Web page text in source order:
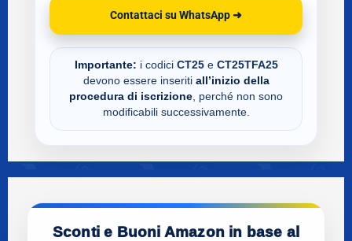
Contattaci su WhatsApp ➜
Importante: i codici CT25e CT25TFA25
devono essere inseriti all’inizio della
procedura di iscrizione, perché non sono
modificabili successivamente.
Sconti e Buoni Amazon in base al